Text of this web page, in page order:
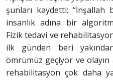
şunları kaydetti: “İnşallah
insanlık adına bir
Fizik tedavi ve
ilk günden beri
ömrümüz geçiyor ve
rehabilitasyon çok daha